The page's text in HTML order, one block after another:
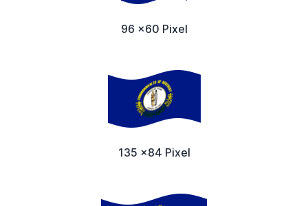
96 x60 Pixel
135 x84 Pixel